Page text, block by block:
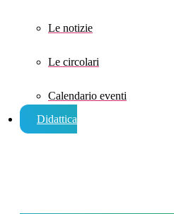
Le notizie
Le circolari
Calendario eventi
Didattica